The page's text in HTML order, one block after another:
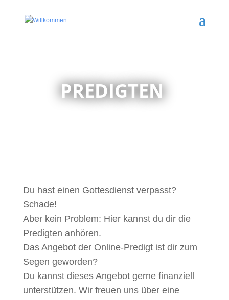
PREDIGTEN
Du hast einen Gottesdienst verpasst?
Schade!
Aber kein Problem: Hier kannst du dir die
Predigten anhören.
Das Angebot der Online-Predigt ist dir zum
Segen geworden?
Du kannst dieses Angebot gerne finanziell
unterstützen. Wir freuen uns über eine